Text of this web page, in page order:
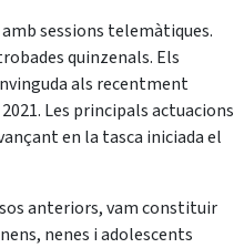
sessions telemàtiques.
quinzenals. Els
als recentment
Les principals actuacions
en la tasca iniciada el
anteriors, vam constituir
nenes i adolescents